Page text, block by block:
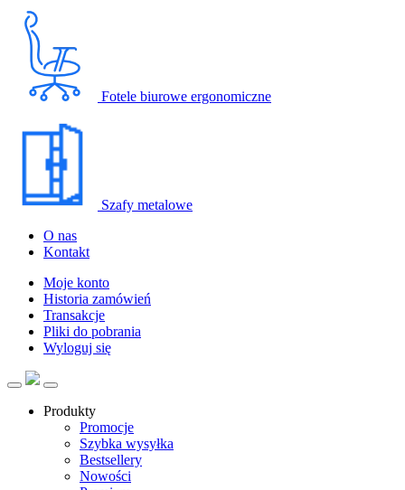
Fotele biurowe ergonomiczne
Szafy metalowe
O nas
Kontakt
Moje konto
Historia zamówień
Transakcje
Pliki do pobrania
Wyloguj się
Produkty
Promocje
Szybka wysyłka
Bestsellery
Nowości